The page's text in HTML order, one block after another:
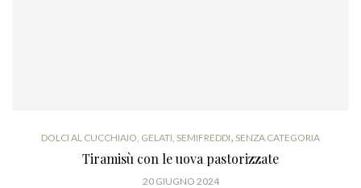
DOLCI AL CUCCHIAIO, GELATI, SEMIFREDDI, SENZA CATEGORIA
Tiramisù con le uova pastorizzate
20 GIUGNO 2024